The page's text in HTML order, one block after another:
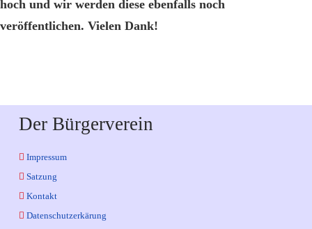
hoch und wir werden diese ebenfalls noch
veröffentlichen. Vielen Dank!
Der Bürgerverein
Impressum
Satzung
Kontakt
Datenschutzerkärung